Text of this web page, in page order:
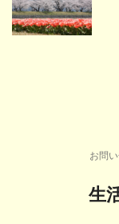
お問
生